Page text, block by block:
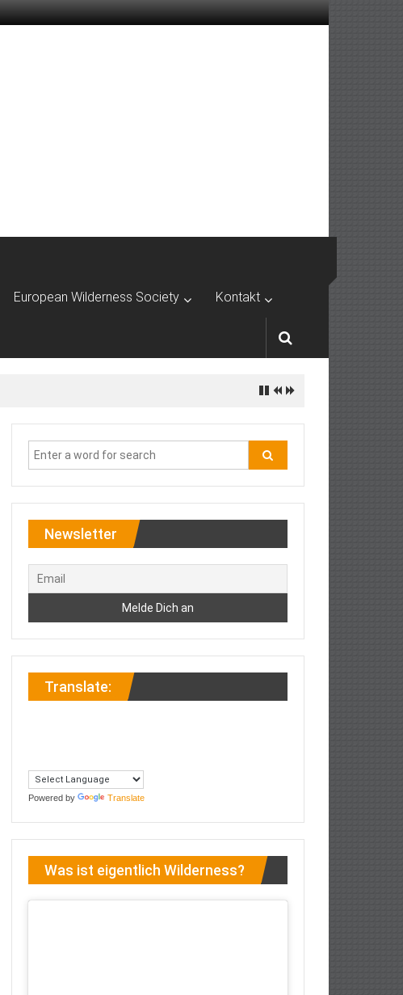
European Wilderness Society Kontakt
Newsletter
Translate:
Powered by Translate
Was ist eigentlich Wilderness?